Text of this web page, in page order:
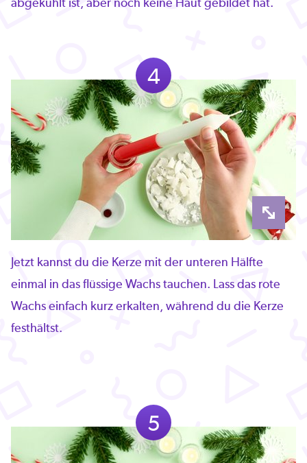
4
Jetzt kannst du die Kerze mit der unteren Hälfte
einmal in das flüssige Wachs tauchen. Lass das rote
Wachs einfach kurz erkalten, während du die Kerze
festhältst.
5